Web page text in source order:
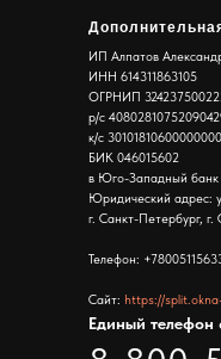
ИП Алпатов
ИНН 614311863105
ОГРНИП
р/с
к/с
БИК 046015602
в Юго-Западный
Юридический адрес:
г. Санкт-Петербург,
Телефон:
Сайт: https://
Единый телефон